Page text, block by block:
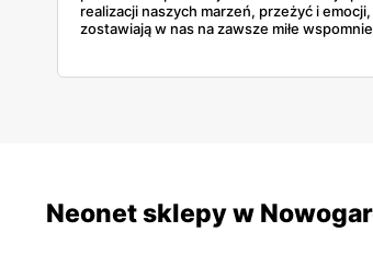
realizacji naszych marzeń, przeżyć i
zostawiają w nas na zawsze miłe
Neonet sklepy w